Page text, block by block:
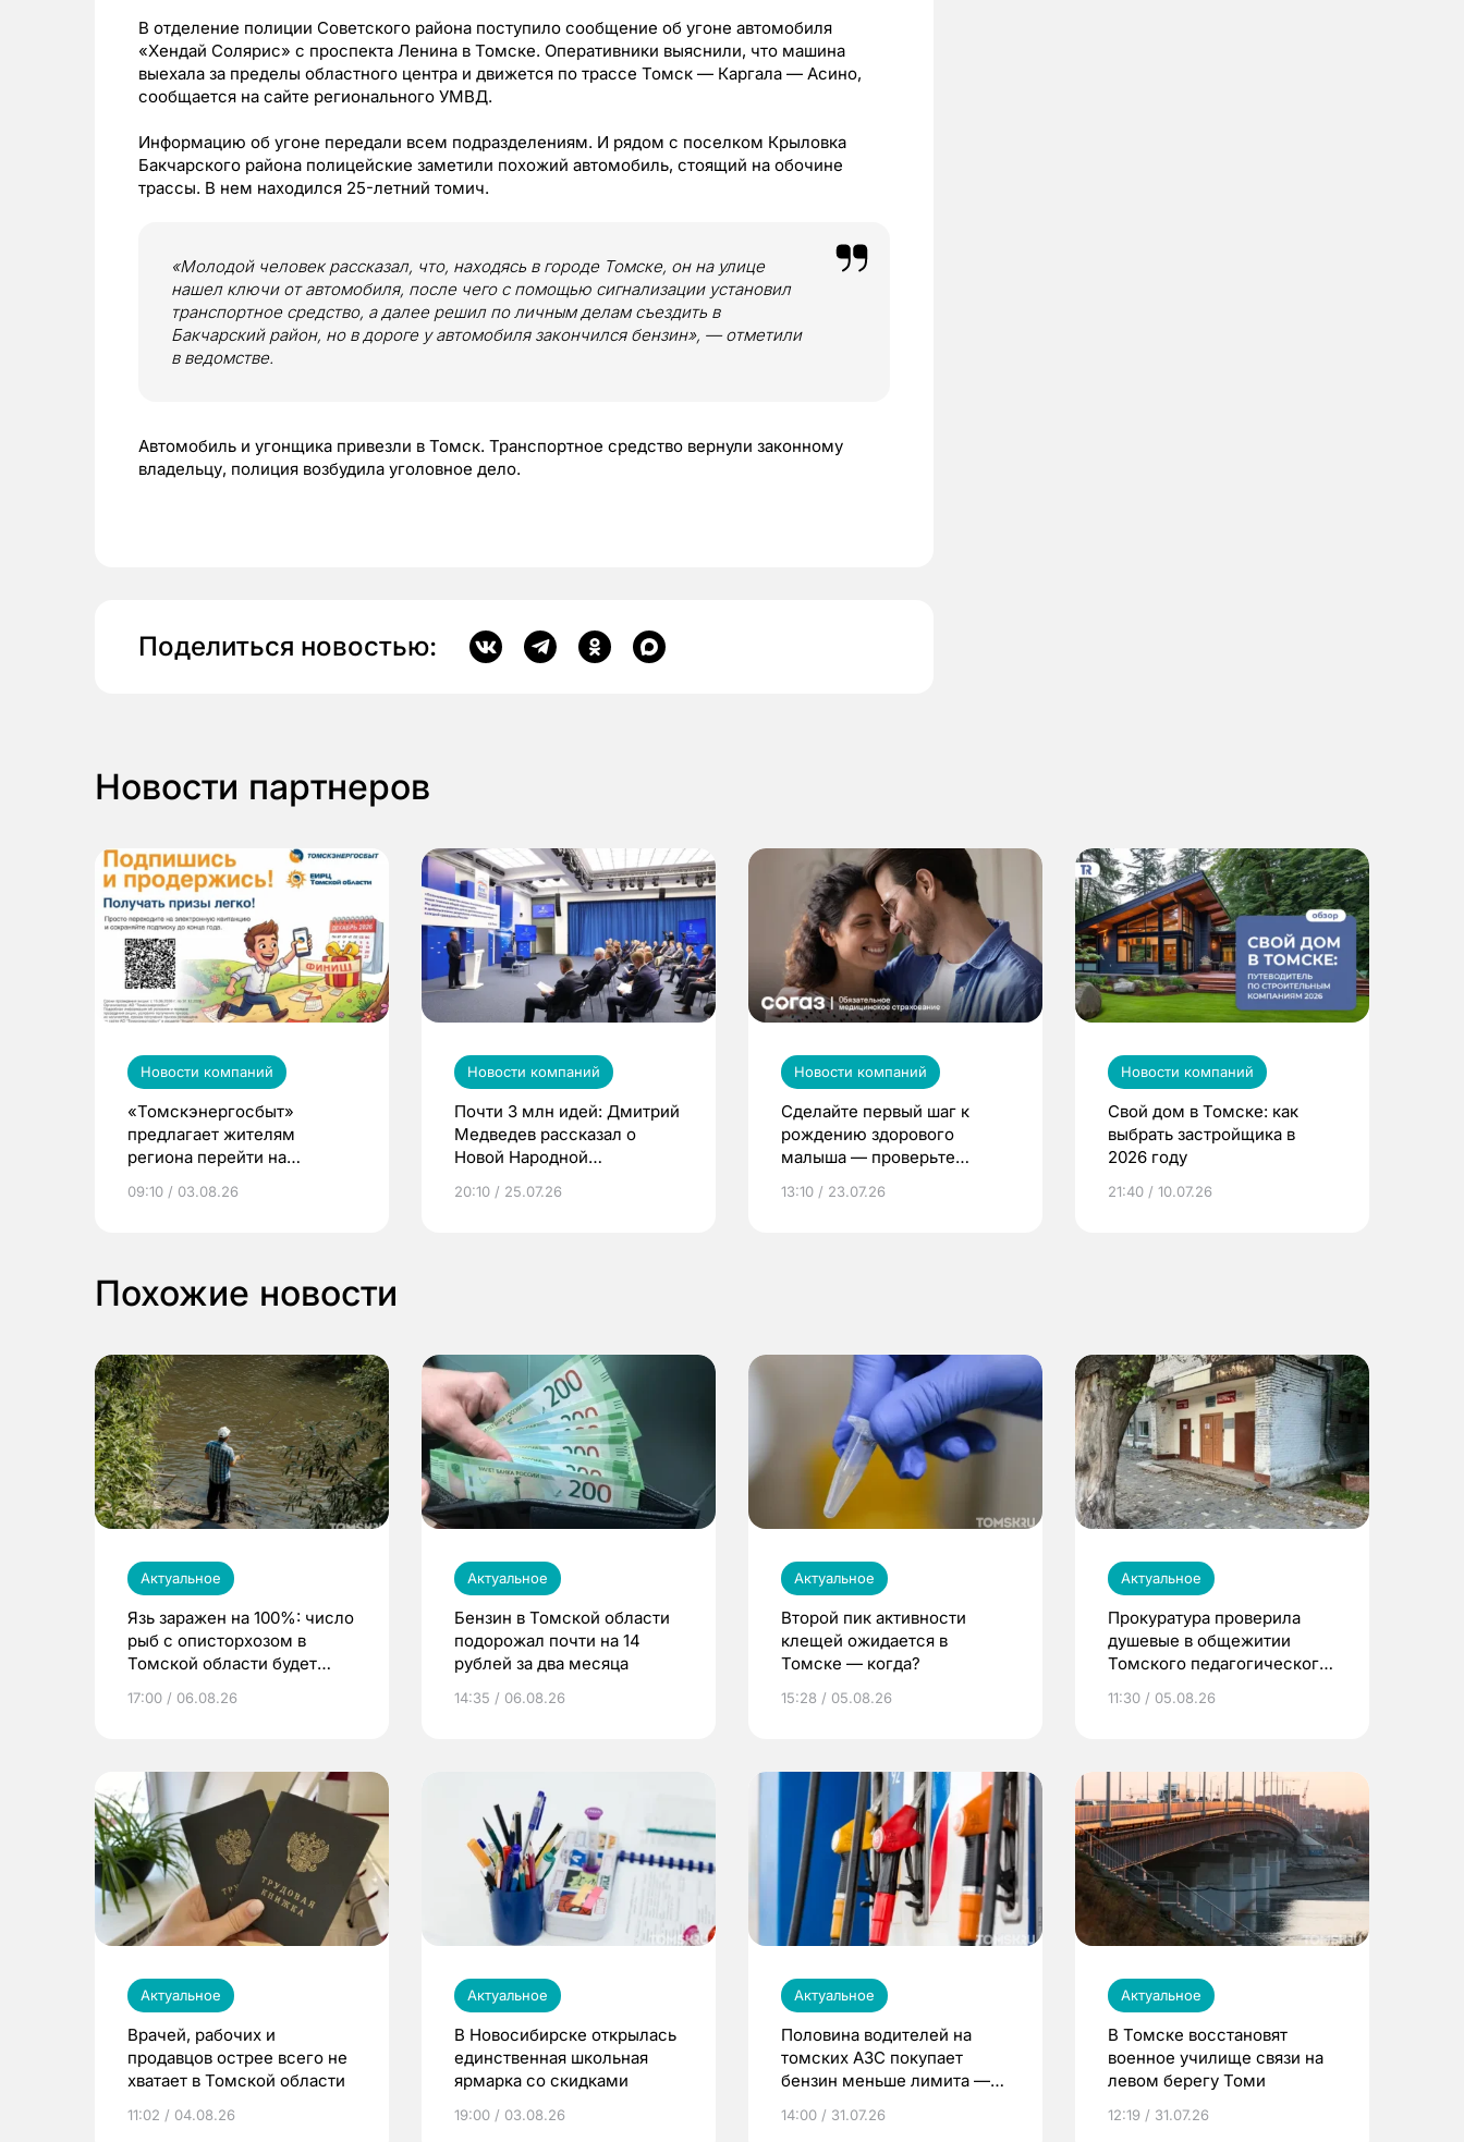
В отделение полиции Советского района поступило сообщение об угоне автомобиля
«Хендай Солярис» с проспекта Ленина в Томске. Оперативники выяснили, что машина
выехала за пределы областного центра и движется по трассе Томск — Каргала — Асино,
сообщается на сайте регионального УМВД.
Информацию об угоне передали всем подразделениям. И рядом с поселком Крыловка
Бакчарского района полицейские заметили похожий автомобиль, стоящий на обочине
трассы. В нем находился 25-летний томич.
«Молодой человек рассказал, что, находясь в городе Томске, он на улице
нашел ключи от автомобиля, после чего с помощью сигнализации установил
транспортное средство, а далее решил по личным делам съездить в
Бакчарский район, но в дороге у автомобиля закончился бензин», — отметили
в ведомстве.
Автомобиль и угонщика привезли в Томск. Транспортное средство вернули законному
владельцу, полиция возбудила уголовное дело.
Поделиться новостью:
Новости партнеров
Новости компаний
«Томскэнергосбыт»
предлагает жителям
региона перейти на
выиграть призы
09:10 / 03.08.26
Новости компаний
Почти 3 млн идей: Дмитрий
Медведев рассказал о
Новой Народной
20:10 / 25.07.26
Новости компаний
Сделайте первый шаг к
рождению здорового
малыша — проверьте
по ОМС!
13:10 / 23.07.26
Новости компаний
Свой дом в Томске: как
выбрать застройщика в
2026 году
21:40 / 10.07.26
Похожие новости
Актуальное
Язь заражен на 100%: число
рыб с описторхозом в
Томской области будет
17:00 / 06.08.26
Актуальное
Бензин в Томской области
подорожал почти на 14
рублей за два месяца
14:35 / 06.08.26
Актуальное
Второй пик активности
клещей ожидается в
Томске — когда?
15:28 / 05.08.26
Актуальное
Прокуратура проверила
душевые в общежитии
Томского педагогического
11:30 / 05.08.26
Актуальное
Врачей, рабочих и
продавцов острее всего не
хватает в Томской области
11:02 / 04.08.26
Актуальное
В Новосибирске открылась
единственная школьная
ярмарка со скидками
19:00 / 03.08.26
Актуальное
Половина водителей на
томских АЗС покупает
бензин меньше лимита —
14:00 / 31.07.26
Актуальное
В Томске восстановят
военное училище связи на
левом берегу Томи
12:19 / 31.07.26